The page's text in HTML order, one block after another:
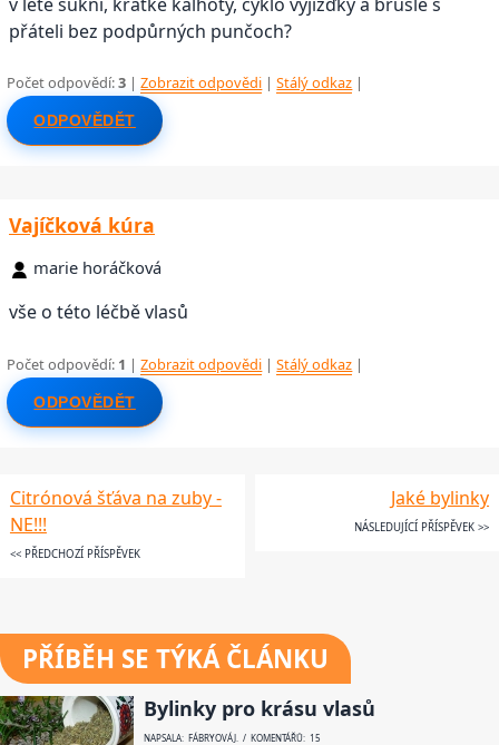
přáteli bez podpůrných punčoch?
Počet odpovědí:3 |Zobrazit odpovědi |Stálý odkaz |
ODPOVĚDĚT
Vajíčková kúra
marie horáčková
vše o této léčbě vlasů
Počet odpovědí: 1 |Zobrazit odpovědi |Stálý odkaz |
ODPOVĚDĚT
Citrónová šťáva na zuby -
NE!!!
<< PŘEDCHOZÍ PŘÍSPĚVEK
Jaké bylinky
NÁSLEDUJÍCÍ PŘÍSPĚVEK >>
PŘÍBĚH SE TÝKÁ ČLÁNKU
Bylinky pro krásu vlasů
NAPSALA: FÁBRYOVÁ J. / KOMENTÁŘŮ: 15